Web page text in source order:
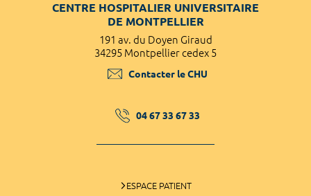
CENTRE HOSPITALIER UNIVERSITAIRE
DE MONTPELLIER
191 av. du Doyen Giraud
34295 Montpellier cedex 5
Contacter le CHU
04 67 33 67 33
ESPACE PATIENT